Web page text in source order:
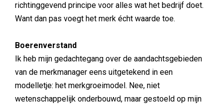
richtinggevend principe voor alles wat het bedrijf doet.
Want dan pas voegt het merk écht waarde toe.
Boerenverstand
Ik heb mijn gedachtegang over de aandachtsgebieden
van de merkmanager eens uitgetekend in een
modelletje: het merkgroeimodel. Nee, niet
wetenschappelijk onderbouwd, maar gestoeld op mijn